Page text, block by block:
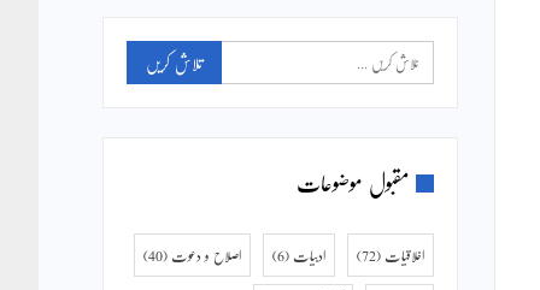
مقبول موضوعات
اخلاقیات (72) ادبیات (6) اصلاح و دعوت (40)